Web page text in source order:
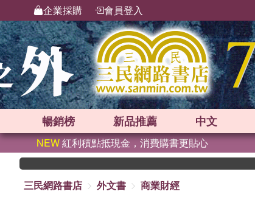
企業採購 會員登入
暢銷榜 新品推薦 中文
NEW紅利積點抵現金，消費購書更貼心
三民網路書店
外文書 商業財經